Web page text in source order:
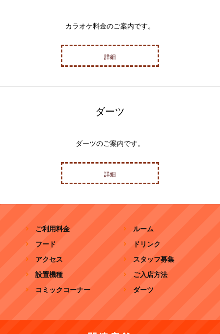
カラオケ料金のご案内です。
詳細
ダーツ
ダーツのご案内です。
詳細
ご利用料金
ルーム
フード
ドリンク
アクセス
スタッフ募集
設置機種
ご入店方法
コミックコーナー
ダーツ